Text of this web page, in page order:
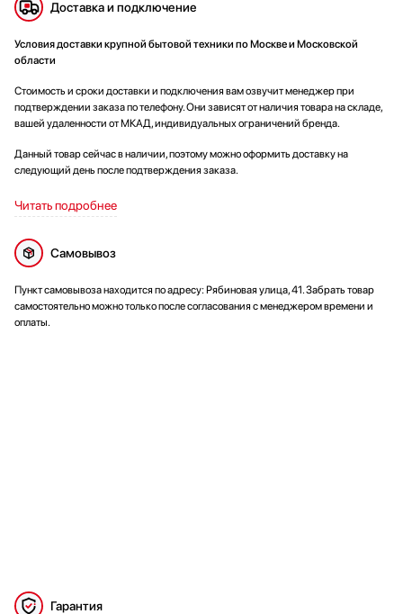
Доставка и подключение
Условия доставки крупной бытовой техники по Москве и Московской
области
Стоимость и сроки доставки и подключения вам озвучит менеджер при
подтверждении заказа по телефону. Они зависят от наличия товара на складе,
вашей удаленности от МКАД, индивидуальных ограничений бренда.
Данный товар сейчас в наличии, поэтому можно оформить доставку на
следующий день после подтверждения заказа.
Читать подробнее
Самовывоз
Пункт самовывоза находится по адресу: Рябиновая улица, 41. Забрать товар
самостоятельно можно только после согласования с менеджером времени и
оплаты.
Гарантия